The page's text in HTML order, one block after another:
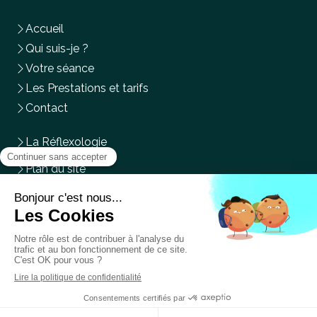
Accueil
Qui suis-je ?
Votre séance
Les Prestations et tarifs
Contact
La Réflexologie
Plan du site
DuLundiauMercredi Samedide9hà
14h